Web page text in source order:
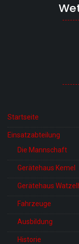
Startseite
Einsatzabteilung
Die Mannschaft
Gerätehaus Kemel
Gerätehaus
Fahrzeuge
Ausbildung
Historie